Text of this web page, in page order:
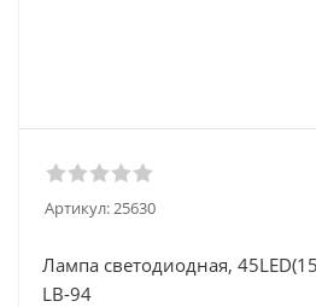
Артикул:25630
Лампа светодиодная,
LB-94